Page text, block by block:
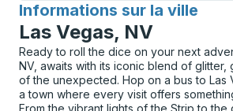
Informations sur la ville
pour
Las Vegas, NV
Ready to roll the dice on your next
NV, awaits with its iconic blend of glitter,
of the unexpected. Hop on a bus to Las
a town where every visit offers